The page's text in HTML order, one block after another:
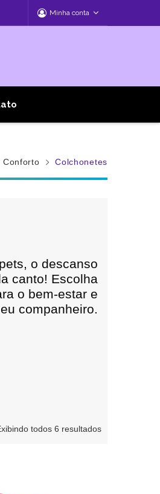
Minha conta
Conforto Colchonetes
o descanso
canto! Escolha
o bem-estar e
companheiro.
todos 6 resultados